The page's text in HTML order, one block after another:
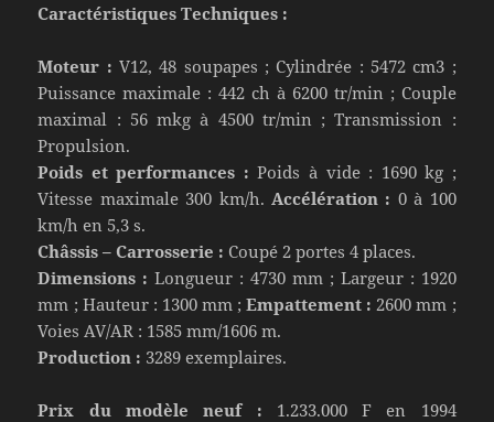
Caractéristiques Techniques :
Moteur : V12, 48 soupapes ; Cylindrée : 5472 cm3 ;
Puissance maximale : 442 ch à 6200 tr/min ; Couple
maximal : 56 mkg à 4500 tr/min ; Transmission :
Propulsion.
Poids et performances : Poids à vide : 1690 kg ;
Vitesse maximale 300 km/h. Accélération : 0 à 100
km/h en 5,3 s.
Châssis – Carrosserie : Coupé 2 portes 4 places.
Dimensions : Longueur : 4730 mm ; Largeur : 1920
mm ; Hauteur : 1300 mm ;Empattement : 2600 mm ;
Voies AV/AR : 1585 mm/1606 m.
Production : 3289 exemplaires.
Prix du modèle neuf : 1.233.000 F en 1994